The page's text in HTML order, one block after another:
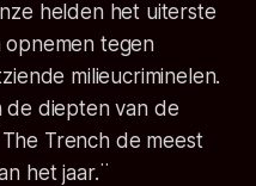
helden het uiterste
tegen
milieucriminelen.
de diepten van de
Trench de meest
het jaar.¨